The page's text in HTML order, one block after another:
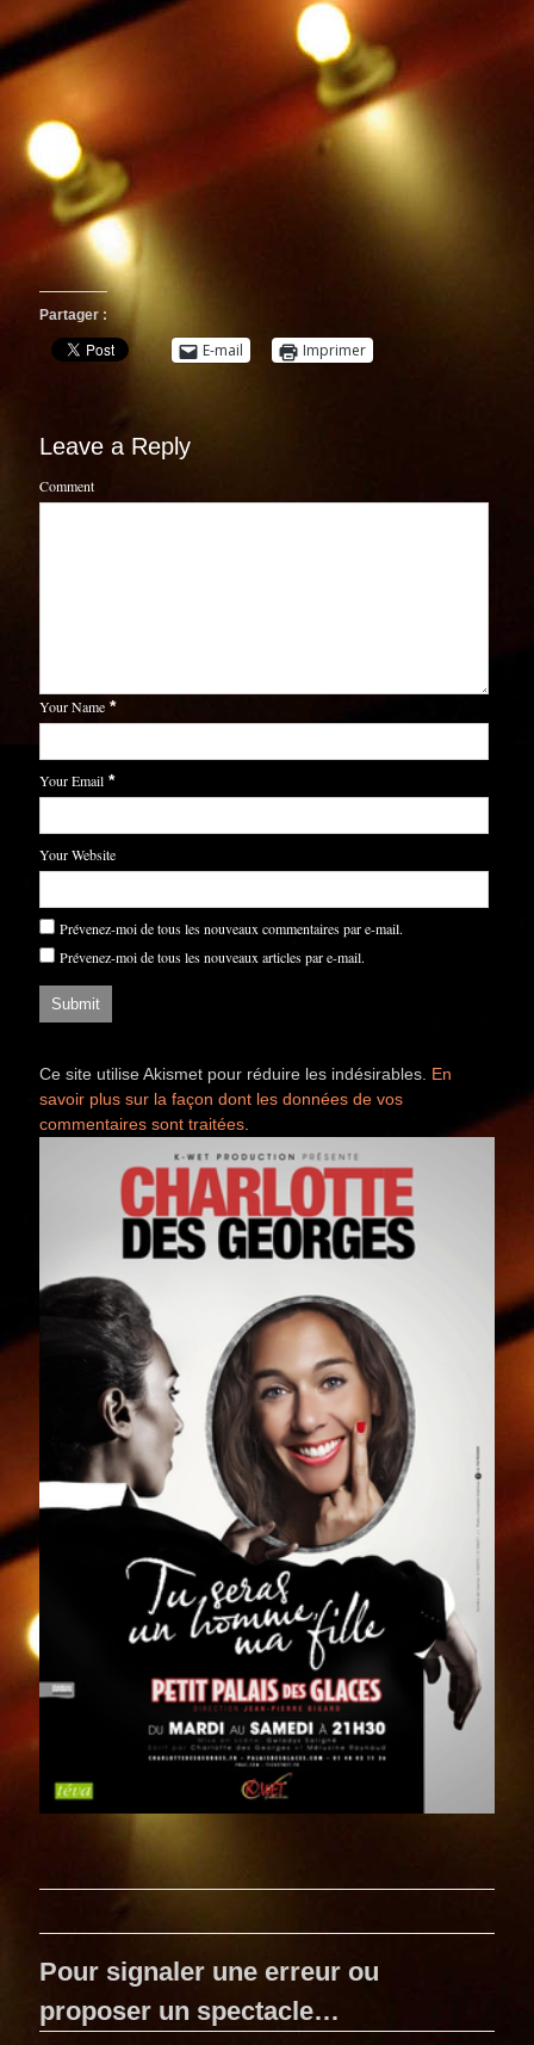
Partager :
E-mail Imprimer
Leave a Reply
Comment
Your Name *
Your Email *
Your Website
Prévenez-moi de tous les nouveaux commentaires par e-mail.
Prévenez-moi de tous les nouveaux articles par e-mail.
Ce site utilise Akismet pour réduire les indésirables. En
savoir plus sur la façon dont les données de vos
commentaires sont traitées.
Pour signaler une erreur ou
proposer un spectacle…